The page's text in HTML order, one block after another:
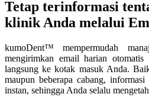
Tetap terinformasi
klinik Anda melalui
kumoDent™ mempermudah
mengirimkan email harian
langsung ke kotak masuk Anda.
maupun beberapa cabang,
instan, sehingga Anda selalu